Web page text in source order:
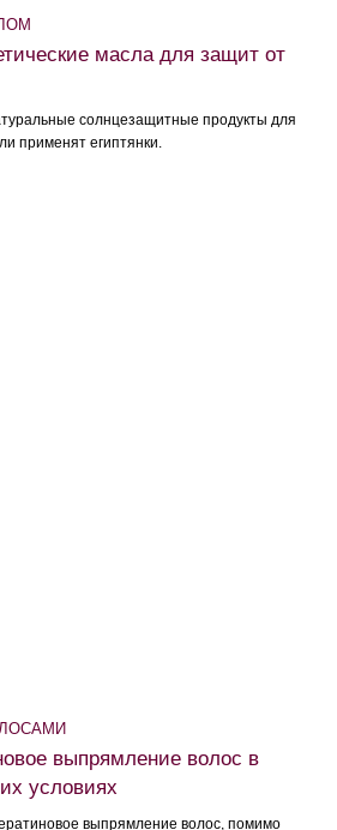
масла для защит от
солнцезащитные продукты для
применят египтянки.
выпрямление волос в
условиях
выпрямление волос, помимо